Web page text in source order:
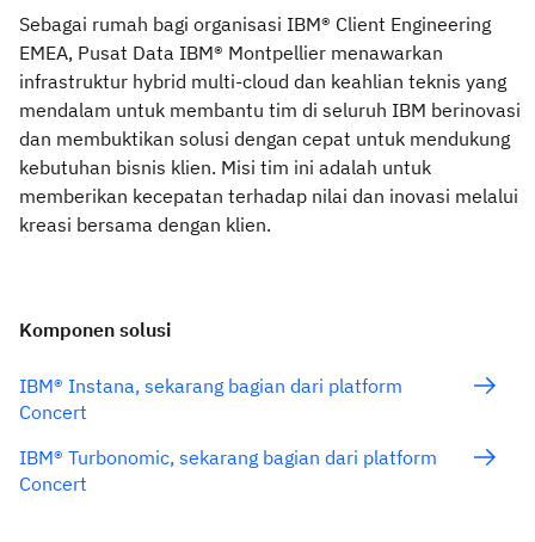
Sebagai rumah bagi organisasi IBM® Client Engineering
EMEA, Pusat Data IBM® Montpellier menawarkan
infrastruktur hybrid multi-cloud dan keahlian teknis yang
mendalam untuk membantu tim di seluruh IBM berinovasi
dan membuktikan solusi dengan cepat untuk mendukung
kebutuhan bisnis klien. Misi tim ini adalah untuk
memberikan kecepatan terhadap nilai dan inovasi melalui
kreasi bersama dengan klien.
Komponen solusi
IBM® Instana, sekarang bagian dari platform
Concert
IBM® Turbonomic, sekarang bagian dari platform
Concert